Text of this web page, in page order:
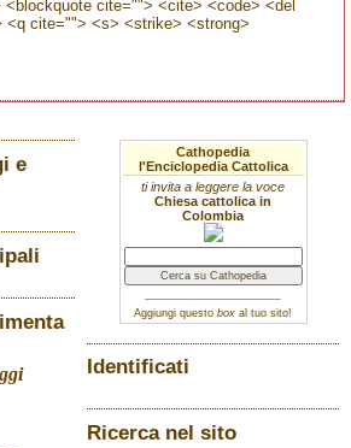
cite=""> <cite> <code> <del
<q cite=""> <s> <strike> <strong>
e
Cathopedia
l'Enciclopedia Cattolica
ti invita a leggere la voce
Chiesa cattolica in
Colombia
Aggiungi questo box al tuo sito!
Identificati
Ricerca nel sito